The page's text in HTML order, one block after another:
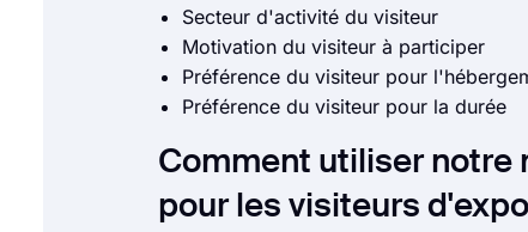
Secteur d'activité du visiteur
Motivation du visiteur à participer
Préférence du visiteur pour
Préférence du visiteur pour la durée
Comment utiliser notre
pour les visiteurs